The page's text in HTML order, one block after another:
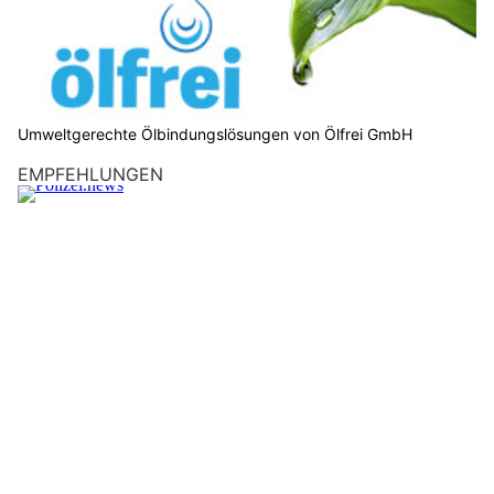
Umweltgerechte Ölbindungslösungen von Ölfrei GmbH
EMPFEHLUNGEN